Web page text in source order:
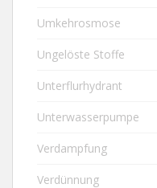
Umkehrosmose
Ungelöste Stoffe
Unterflurhydrant
Unterwasserpumpe
Verdampfung
Verdünnung